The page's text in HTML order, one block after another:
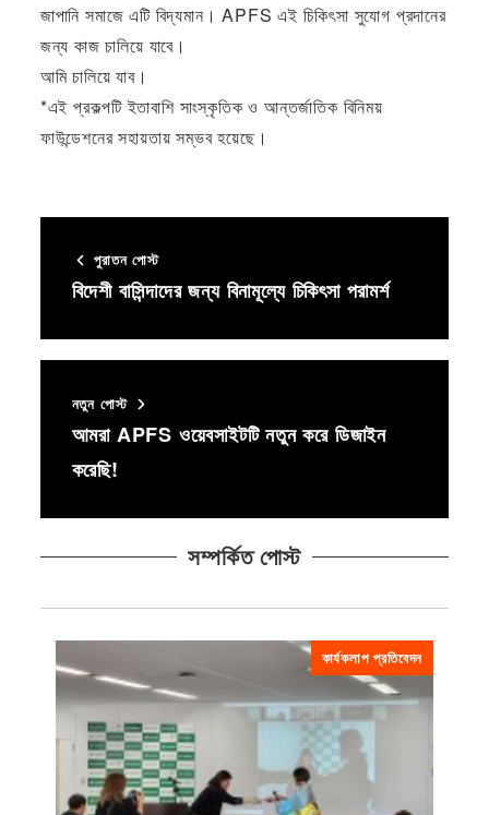
জাপানি সমাজে এটি বিদ্যমান। APFS এই চিকিৎসা সুযোগ প্রদানের
জন্য কাজ চালিয়ে যাবে।
আমি চালিয়ে যাব।
*এই প্রকল্পটি ইতাবাশি সাংস্কৃতিক ও আন্তর্জাতিক বিনিময়
ফাউন্ডেশনের সহায়তায় সম্ভব হয়েছে।
পুরাতন পোস্ট
বিদেশী বাসিন্দাদের জন্য বিনামূল্যে চিকিৎসা পরামর্শ
নতুন পোস্ট
আমরা APFS ওয়েবসাইটটি নতুন করে ডিজাইন
করেছি!
সম্পর্কিত পোস্ট
কার্যকলাপ প্রতিবেদন